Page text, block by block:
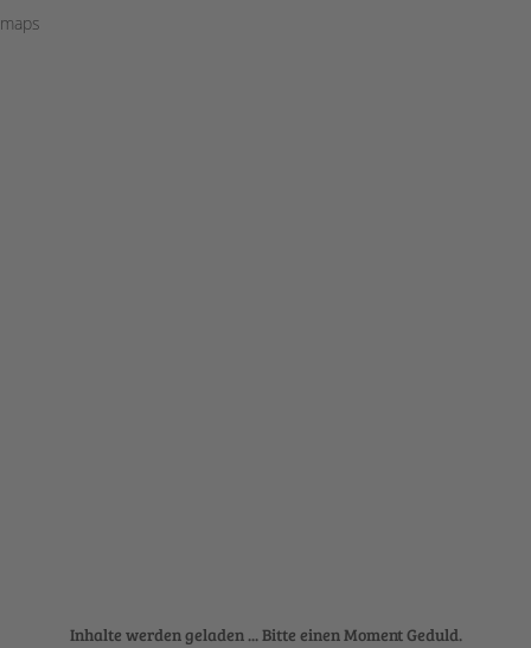
maps
Inhalte werden geladen ... Bitte einen Moment Geduld.